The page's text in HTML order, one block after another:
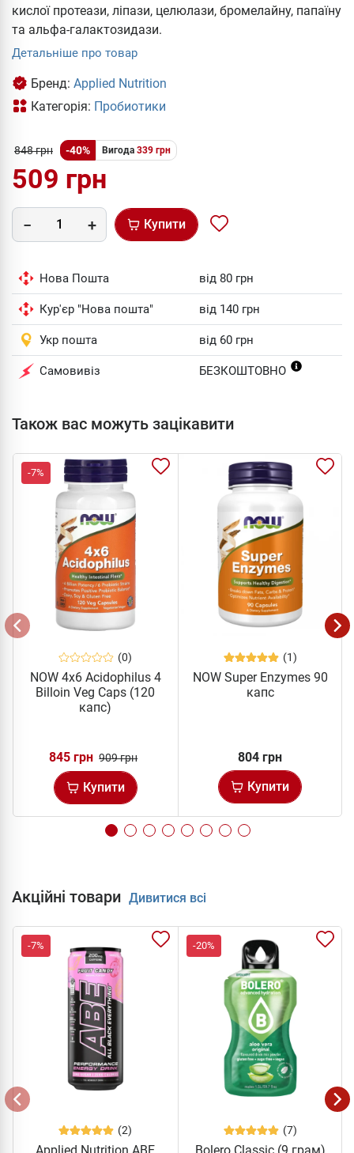
кислої протеази, ліпази, целюлази, бромелайну, папаїну
та альфа-галактозидази.
Детальніше про товар
Бренд: Applied Nutrition
Категорія: Пробиотики
848 грн -40% Вигода 339 грн
509 грн
Купити
Нова Пошта від 80 грн
Кур'єр "Нова пошта" від 140 грн
Укр пошта від 60 грн
Самовивіз БЕЗКОШТОВНО
Також вас можуть зацікавити
-7%
(0)
NOW 4x6 Acidophilus 4
Billoin Veg Caps (120
капс)
845 грн 909 грн
Купити
(1)
NOW Super Enzymes 90
капс
804 грн
Купити
Акційні товари Дивитися всі
-7%
(2)
-20%
(7)